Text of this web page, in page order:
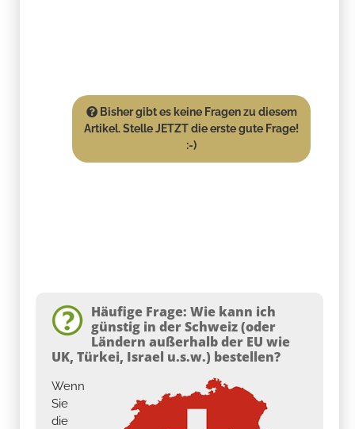
Bisher gibt es keine Fragen zu diesem
Artikel. Stelle JETZT die erste gute Frage!
:-)
Häufige Frage: Wie kann ich
günstig in der Schweiz (oder
Ländern außerhalb der EU wie
UK, Türkei, Israel u.s.w.) bestellen?
Wenn
Sie
die